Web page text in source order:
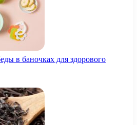
в баночках для здорового